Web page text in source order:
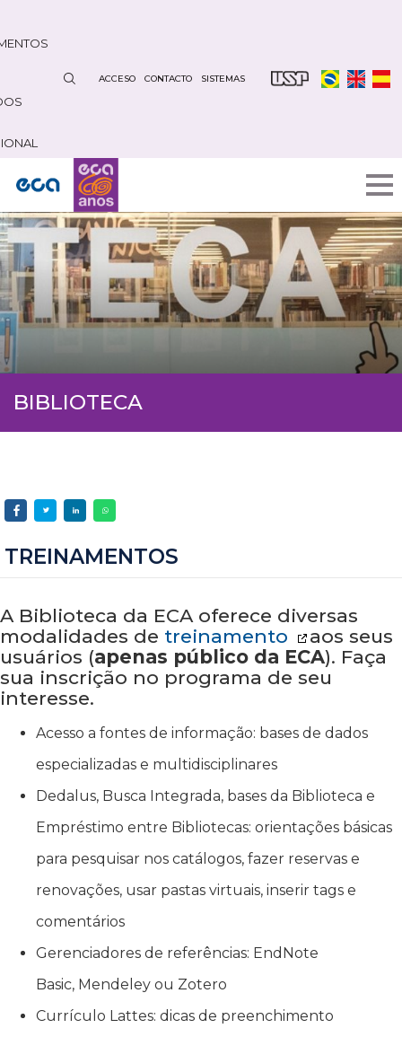
contenido
ACCESO CONTACTO SISTEMAS
BIBLIOTECA
TREINAMENTOS
A Biblioteca da ECA oferece diversas
modalidades de treinamento
aos seus
usuários (apenas público da ECA). Faça
sua inscrição no programa de seu
interesse.
Acesso a fontes de informação: bases de dados
especializadas e multidisciplinares
Dedalus, Busca Integrada, bases da Biblioteca e
Empréstimo entre Bibliotecas: orientações básicas
para pesquisar nos catálogos, fazer reservas e
renovações, usar pastas virtuais, inserir tags e
comentários
Gerenciadores de referências: EndNote
Basic, Mendeley ou Zotero
Currículo Lattes: dicas de preenchimento